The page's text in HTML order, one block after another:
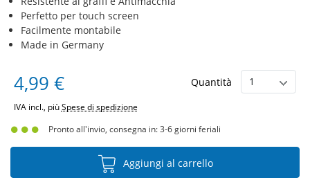
Perfetto per touch screen
Facilmente montabile
Made in Germany
4,99 € Quantità
IVA incl., piùSpese di spedizione
Pronto all'invio, consegna in: 3-6 giorni feriali
Aggiungi al carrello